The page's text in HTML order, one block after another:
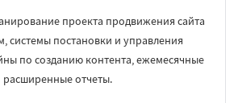
проекта продвижения сайта
системы постановки и управления
по созданию контента, ежемесячные
расширенные отчеты.